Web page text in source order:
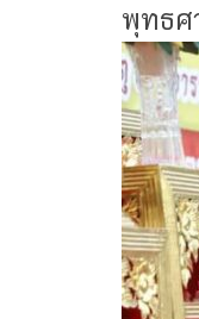
พุทธศ